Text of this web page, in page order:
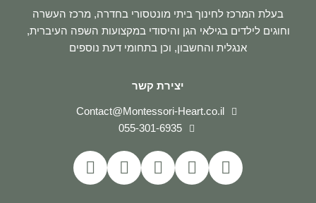
בעלת המרכז לחינוך ביתי מונטסורי בחדרה, מרכז העשרה
וחוגים לילדים בגילאי הגן והיסודי במקצועות השפה העיברית,
אנגלית והחשבון, וכן בתחומי דעת נוספים
יצירת קשר
Contact@Montessori-Heart.co.il
055-301-6935